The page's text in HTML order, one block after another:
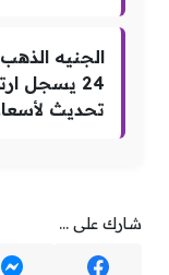
تحديث
شارك على ...